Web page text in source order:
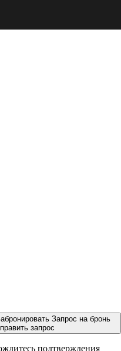
Запрос на бронь
запрос
подтверждения